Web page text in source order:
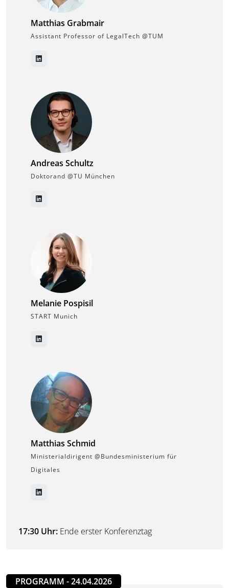
Matthias Grabmair
Assistant Professor of LegalTech @TUM
Andreas Schultz
Doktorand @TU München
Melanie Pospisil
START Munich
Matthias Schmid
Ministerialdirigent @Bundesministerium für
Digitales
17:30 Uhr: Ende erster Konferenztag
PROGRAMM - 24.04.2026